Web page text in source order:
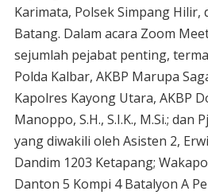
Karimata, Polsek Simpang Hilir,
Batang. Dalam acara Zoom
sejumlah pejabat penting,
Polda Kalbar, AKBP Marupa
Kapolres Kayong Utara, AKBP
Manoppo, S.H., S.I.K., M.Si.; dan
yang diwakili oleh Asisten 2,
Dandim 1203 Ketapang;
Danton 5 Kompi 4 Batalyon A